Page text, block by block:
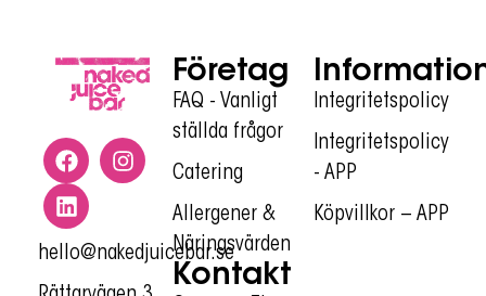
hello@nakedjuicebar.se
Företag
FAQ - Vanligt
ställda frågor
Catering
Allergener &
Näringsvärden
Kontakt
Integritetspolicy
Integritetspolicy
- APP
Köpvillkor – APP